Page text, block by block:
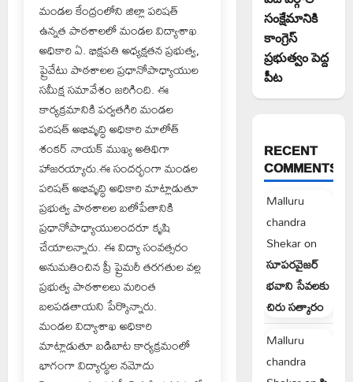
మండల కేంద్రంలోని జిల్లా పరిషత్
ఉన్నత పాఠశాలలో మండల విద్యాశాఖ
అధికారి ఏ. భిక్షపతి అధ్యక్షతన ప్రభుత్వ,
ప్రైవేటు పాఠశాలల ప్రధానోపాధ్యాయుల
సమీక్ష సమావేశం జరిగింది. ఈ
కార్యక్రమానికి పర్వతగిరి మండల
పరిషత్ అభివృద్ధి అధికారి మాలోత్
శంకర్ నాయక్ ముఖ్య అతిథిగా
హాజరయ్యారు.ఈ సందర్భంగా మండల
పరిషత్ అభివృద్ధి అధికారి మాట్లాడుతూ
ప్రభుత్వ పాఠశాలల బలోపేతానికి
ప్రధానోపాధ్యాయులందరూ కృషి
చేయాలన్నారు. ఈ విద్యా సంవత్సరం
అనుమతించిన ప్రీ ప్రైమరీ తరగతుల వల్ల
ప్రభుత్వ పాఠశాలలు మరింత
బలపడతాయని పేర్కొన్నారు.
మండల విద్యాశాఖ అధికారి
మాట్లాడుతూ బడిబాట కార్యక్రమంలో
భాగంగా విద్యార్థుల నమోదు
సంక్షేమానికి
కాంగ్రెస్
ప్రభుత్వం పెద్ద
పీట
RECENT
COMMENTS
Malluru
chandra
Shekaron
సూపరవైజర్
భవాని సేవలకు
చిరు సత్కారం
Malluru
chandra